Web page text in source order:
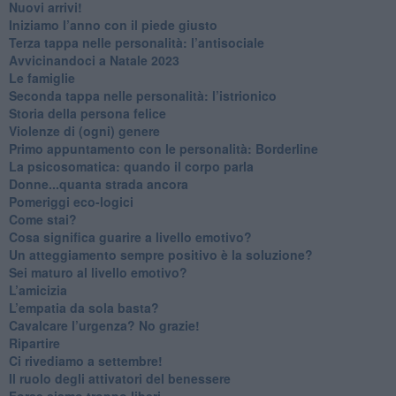
​Nuovi arrivi!
​Iniziamo l’anno con il piede giusto
​Terza tappa nelle personalità: l’antisociale
​Avvicinandoci a Natale 2023
Le famiglie
Seconda tappa nelle personalità: l’istrionico
​Storia della persona felice
Violenze di (ogni) genere
​Primo appuntamento con le personalità: Borderline
La psicosomatica: quando il corpo parla
Donne...quanta strada ancora
​Pomeriggi eco-logici
​Come stai?
Cosa significa guarire a livello emotivo?
​Un atteggiamento sempre positivo è la soluzione?
​Sei maturo al livello emotivo?
​L’amicizia
​L’empatia da sola basta?
​Cavalcare l’urgenza? No grazie!
Ripartire
​Ci rivediamo a settembre!
​Il ruolo degli attivatori del benessere